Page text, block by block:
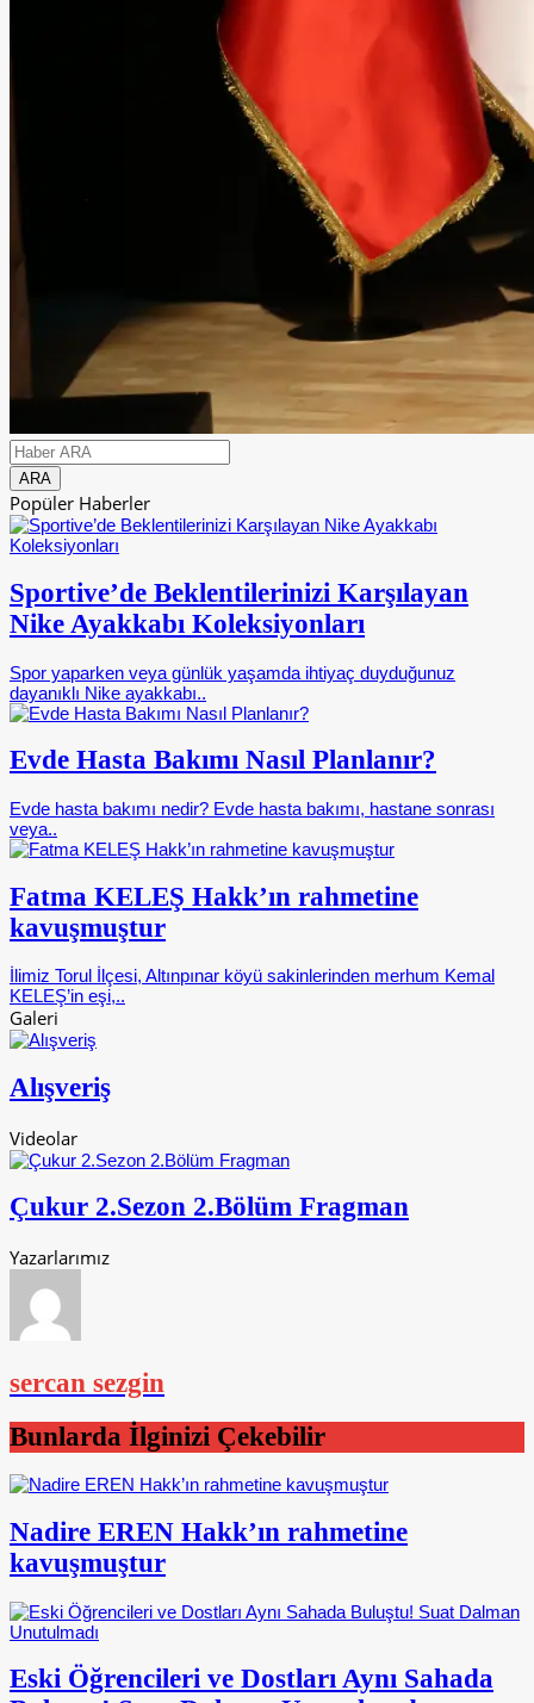
Popüler Haberler
Sportive’de Beklentilerinizi Karşılayan
Nike Ayakkabı Koleksiyonları
Spor yaparken veya günlük yaşamda ihtiyaç duyduğunuz
dayanıklı Nike ayakkabı..
Evde Hasta Bakımı Nasıl Planlanır?
Evde hasta bakımı nedir? Evde hasta bakımı, hastane sonrası
veya..
Fatma KELEŞ Hakk’ın rahmetine
kavuşmuştur
İlimiz Torul İlçesi, Altınpınar köyü sakinlerinden merhum Kemal
KELEŞ’in eşi,..
Galeri
Alışveriş
Videolar
Çukur 2.Sezon 2.Bölüm Fragman
Yazarlarımız
sercan sezgin
Bunlarda İlginizi Çekebilir
Nadire EREN Hakk’ın rahmetine
kavuşmuştur
Eski Öğrencileri ve Dostları Aynı Sahada